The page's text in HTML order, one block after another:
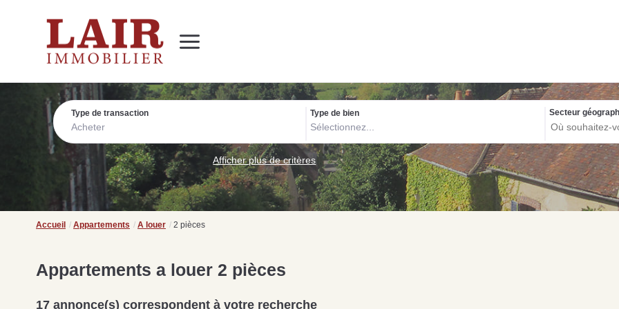
Immobilier
Nous découvrir
Nos services
Contact
Nos actualités
SUIVEZ-NOUS SUR LES RÉSEAUX SOCIAUX
Type de transaction
Acheter
Type de bien
Sélectionnez...
Secteur
Afficher plus de critères
Accueil Appartements A louer 2 pièces
Appartements a louer 2 pièces
17 annonce(s) correspondent à votre recherche